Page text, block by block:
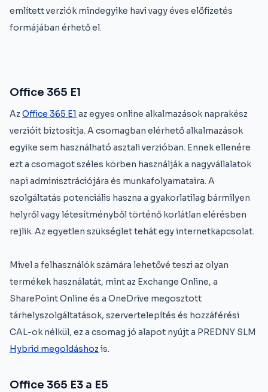
említett verziók mindegyike havi vagy éves előfizetés
formájában érhető el.
Office 365 E1
Az Office 365 E1 az egyes online alkalmazások naprakész
verzióit biztosítja. A csomagban elérhető alkalmazások
egyike sem használható asztali verzióban. Ennek ellenére
ezt a csomagot széles körben használják a nagyvállalatok
napi adminisztrációjára és munkafolyamataira. A
szolgáltatás potenciális haszna a gyakorlatilag bármilyen
helyről vagy létesítményből történő korlátlan elérésben
rejlik. Az egyetlen szükséglet tehát egy internetkapcsolat.
Mivel a felhasználók számára lehetővé teszi az olyan
termékek használatát, mint az Exchange Online, a
SharePoint Online és a OneDrive megosztott
tárhelyszolgáltatások, szervertelepítés és hozzáférési
CAL-ok nélkül, ez a csomag jó alapot nyújt a PREDNY SLM
Hybrid megoldáshoz is.
Office 365 E3 a E5